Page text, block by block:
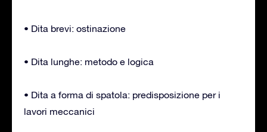
• Dita brevi: ostinazione
• Dita lunghe: metodo e logica
• Dita a forma di spatola: predisposizione per i
lavori meccanici